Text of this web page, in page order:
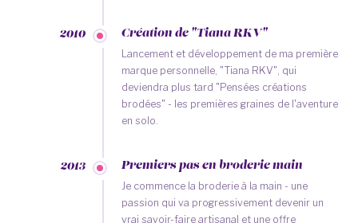
2010 Création de "Tiana RKV"
Lancement et développement de ma première
marque personnelle, "Tiana RKV", qui
deviendra plus tard "Pensées créations
brodées" - les premières graines de l'aventure
en solo.
2013 Premiers pas en broderie main
Je commence la broderie à la main - une
passion qui va progressivement devenir un
vrai savoir-faire artisanal et une offre